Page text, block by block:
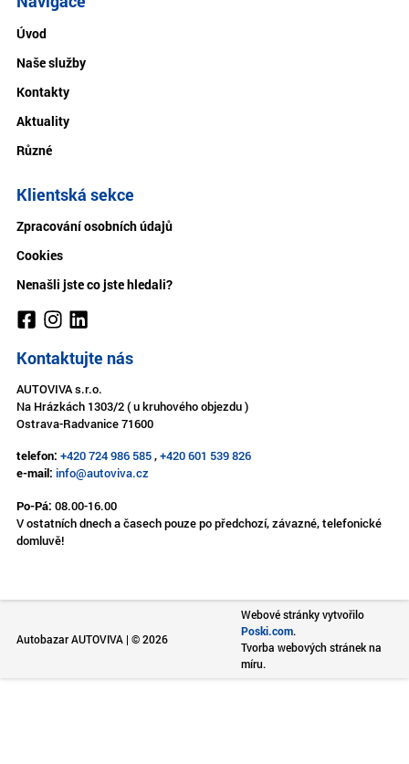
Úvod
Naše služby
Kontakty
Aktuality
Různé
Klientská sekce
Zpracování osobních údajů
Cookies
Nenašli jste co jste hledali?
Kontaktujte nás
AUTOVIVA s.r.o.
Na Hrázkách 1303/2 ( u kruhového objezdu )
Ostrava-Radvanice 71600
telefon: +420 724 986 585,+420 601 539 826
e-mail: info@autoviva.cz
Po-Pá: 08.00-16.00
V ostatních dnech a časech pouze po předchozí, závazné, telefonické
domluvě!
Autobazar AUTOVIVA | © 2026
Webové stránky vytvořilo
Poski.com.
Tvorba webových stránek na
míru.